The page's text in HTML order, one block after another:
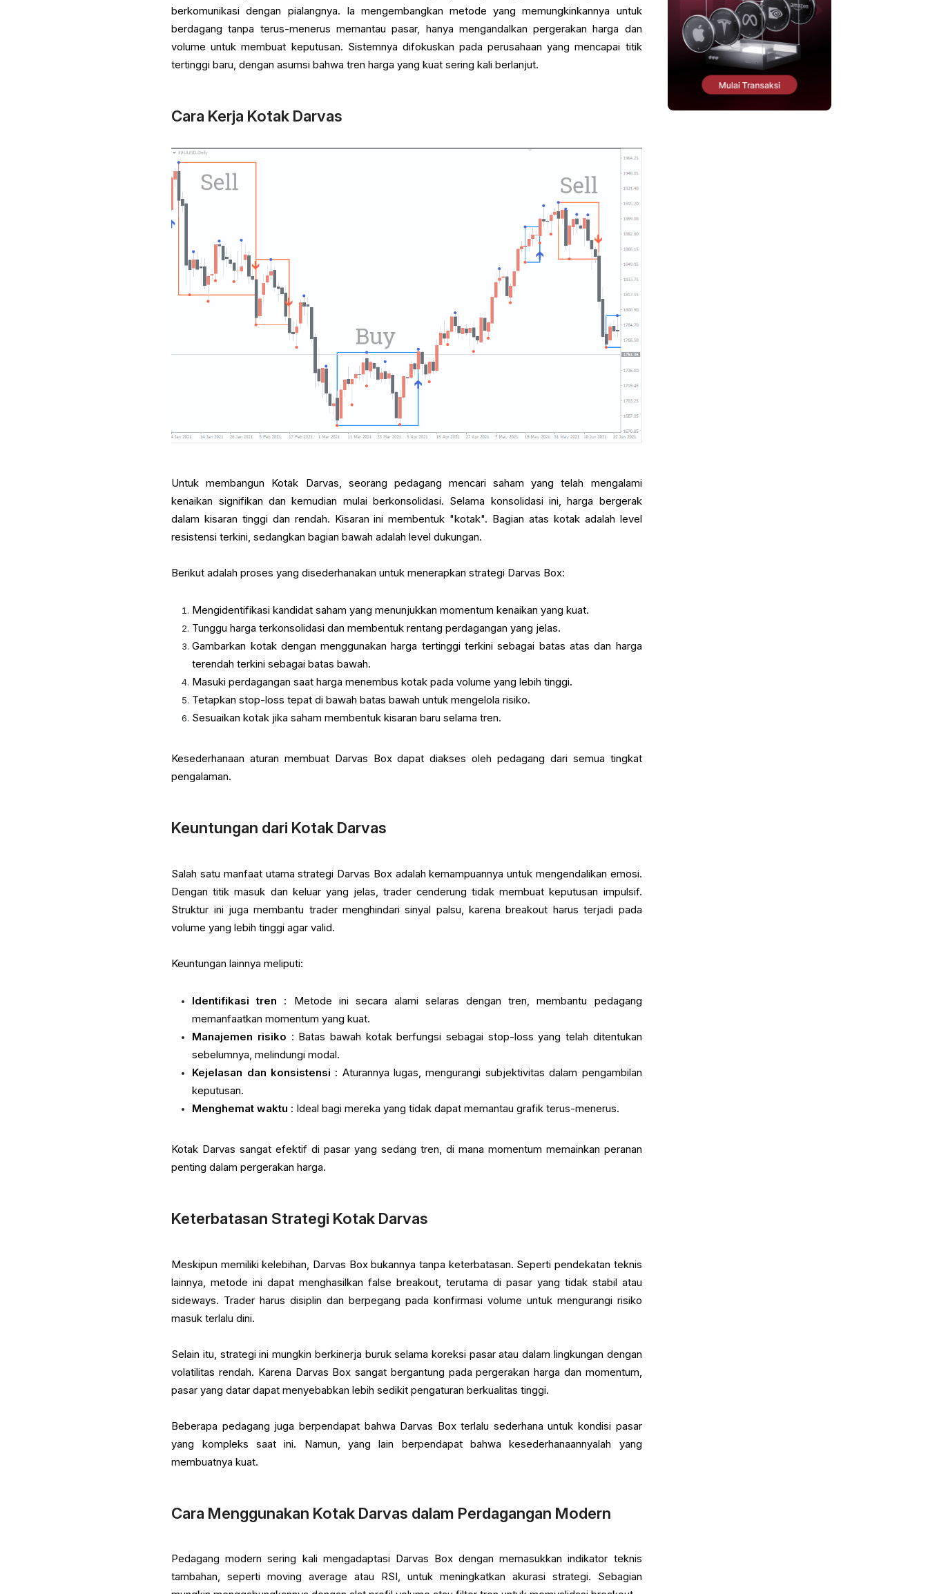
berkomunikasi dengan pialangnya. Ia mengembangkan metode yang memungkinkannya untuk
berdagang tanpa terus-menerus memantau pasar, hanya mengandalkan pergerakan harga dan
volume untuk membuat keputusan. Sistemnya difokuskan pada perusahaan yang mencapai titik
tertinggi baru, dengan asumsi bahwa tren harga yang kuat sering kali berlanjut.
Cara Kerja Kotak Darvas
Untuk membangun Kotak Darvas, seorang pedagang mencari saham yang telah mengalami
kenaikan signifikan dan kemudian mulai berkonsolidasi. Selama konsolidasi ini, harga bergerak
dalam kisaran tinggi dan rendah. Kisaran ini membentuk "kotak". Bagian atas kotak adalah level
resistensi terkini, sedangkan bagian bawah adalah level dukungan.
Berikut adalah proses yang disederhanakan untuk menerapkan strategi Darvas Box:
Mengidentifikasi kandidat saham yang menunjukkan momentum kenaikan yang kuat.
Tunggu harga terkonsolidasi dan membentuk rentang perdagangan yang jelas.
Gambarkan kotak dengan menggunakan harga tertinggi terkini sebagai batas atas dan harga
terendah terkini sebagai batas bawah.
Masuki perdagangan saat harga menembus kotak pada volume yang lebih tinggi.
Tetapkan stop-loss tepat di bawah batas bawah untuk mengelola risiko.
Sesuaikan kotak jika saham membentuk kisaran baru selama tren.
Kesederhanaan aturan membuat Darvas Box dapat diakses oleh pedagang dari semua tingkat
pengalaman.
Keuntungan dari Kotak Darvas
Salah satu manfaat utama strategi Darvas Box adalah kemampuannya untuk mengendalikan emosi.
Dengan titik masuk dan keluar yang jelas, trader cenderung tidak membuat keputusan impulsif.
Struktur ini juga membantu trader menghindari sinyal palsu, karena breakout harus terjadi pada
volume yang lebih tinggi agar valid.
Keuntungan lainnya meliputi:
Identifikasi tren : Metode ini secara alami selaras dengan tren, membantu pedagang
memanfaatkan momentum yang kuat.
Manajemen risiko : Batas bawah kotak berfungsi sebagai stop-loss yang telah ditentukan
sebelumnya, melindungi modal.
Kejelasan dan konsistensi : Aturannya lugas, mengurangi subjektivitas dalam pengambilan
keputusan.
Menghemat waktu : Ideal bagi mereka yang tidak dapat memantau grafik terus-menerus.
Kotak Darvas sangat efektif di pasar yang sedang tren, di mana momentum memainkan peranan
penting dalam pergerakan harga.
Keterbatasan Strategi Kotak Darvas
Meskipun memiliki kelebihan, Darvas Box bukannya tanpa keterbatasan. Seperti pendekatan teknis
lainnya, metode ini dapat menghasilkan false breakout, terutama di pasar yang tidak stabil atau
sideways. Trader harus disiplin dan berpegang pada konfirmasi volume untuk mengurangi risiko
masuk terlalu dini.
Selain itu, strategi ini mungkin berkinerja buruk selama koreksi pasar atau dalam lingkungan dengan
volatilitas rendah. Karena Darvas Box sangat bergantung pada pergerakan harga dan momentum,
pasar yang datar dapat menyebabkan lebih sedikit pengaturan berkualitas tinggi.
Beberapa pedagang juga berpendapat bahwa Darvas Box terlalu sederhana untuk kondisi pasar
yang kompleks saat ini. Namun, yang lain berpendapat bahwa kesederhanaannyalah yang
membuatnya kuat.
Cara Menggunakan Kotak Darvas dalam Perdagangan Modern
Pedagang modern sering kali mengadaptasi Darvas Box dengan memasukkan indikator teknis
tambahan, seperti moving average atau RSI, untuk meningkatkan akurasi strategi. Sebagian